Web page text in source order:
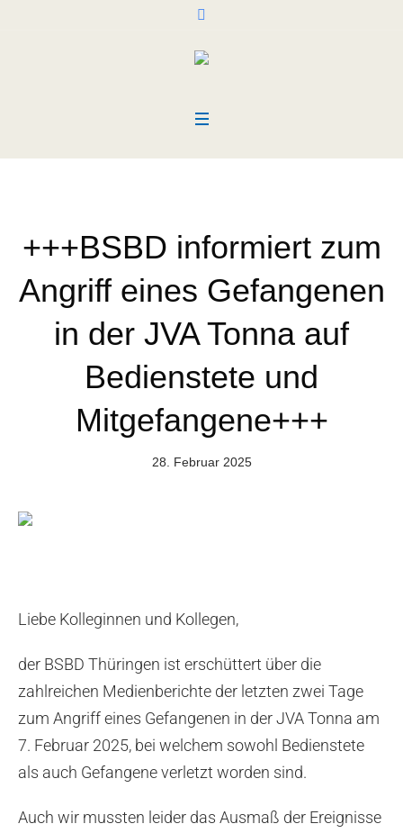
+++BSBD informiert zum
Angriff eines Gefangenen
in der JVA Tonna auf
Bedienstete und
Mitgefangene+++
28. Februar 2025
Liebe Kolleginnen und Kollegen,
der BSBD Thüringen ist erschüttert über die
zahlreichen Medienberichte der letzten zwei Tage
zum Angriff eines Gefangenen in der JVA Tonna am
7. Februar 2025, bei welchem sowohl Bedienstete
als auch Gefangene verletzt worden sind.
Auch wir mussten leider das Ausmaß der Ereignisse